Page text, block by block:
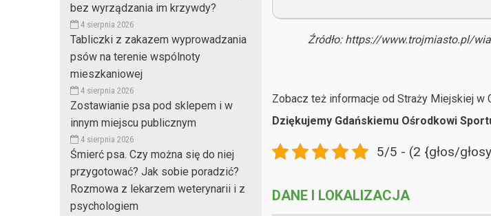
bez wyrządzania im krzywdy?
4 sierpnia 2026
Tabliczki z zakazem wyprowadzania
psów na terenie wspólnoty
mieszkaniowej
4 sierpnia 2026
Zostawianie psa pod sklepem i w
innym miejscu publicznym
4 sierpnia 2026
Śmierć psa. Czy można się do niej
przygotować? Jak sobie poradzić?
Rozmowa z lekarzem weterynarii i z
psychologiem
Źródło: https://www.trojmiasto.pl/
Zobacz też informacje od Straży Miejskiej w
Dziękujemy Gdańskiemu Ośrodkowi
5/5 - (2 {głos/
DANE I LOKALIZACJA